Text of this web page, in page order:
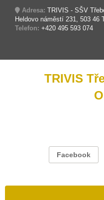
Adresa: TRIVIS - SŠV
Heldovo náměstí 231, 503 46
Telefon: +420 495 593 074
TRIVIS
Facebook